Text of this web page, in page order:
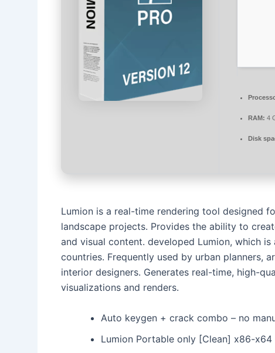
RAM: 4
Disk
Lumion is a real-time rendering tool designed
landscape projects. Provides the ability to
and visual content. developed Lumion, which
countries. Frequently used by urban planners,
interior designers. Generates real-time, high-
visualizations and renders.
Auto keygen + crack combo – no
Lumion Portable only [Clean] x86-x64